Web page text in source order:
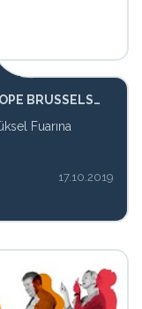
Fuarına
17.10.2019